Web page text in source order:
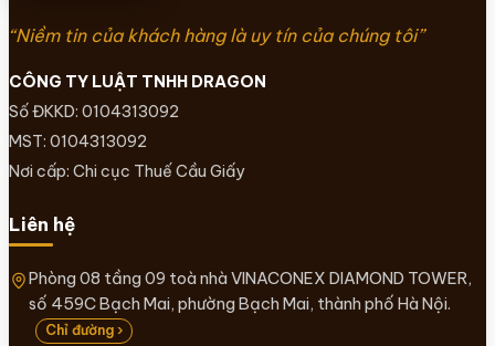
“Niềm tin của khách hàng là uy tín của chúng tôi”
CÔNG TY LUẬT TNHH DRAGON
Số ĐKKD: 0104313092
MST: 0104313092
Nơi cấp: Chi cục Thuế Cầu Giấy
Liên hệ
Phòng 08 tầng 09 toà nhà VINACONEX DIAMOND TOWER,
số 459C Bạch Mai, phường Bạch Mai, thành phố Hà Nội.
Chỉ đường ›